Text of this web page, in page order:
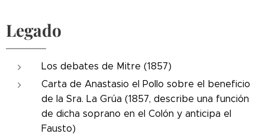
Legado
Los debates de Mitre (1857)
Carta de Anastasio el Pollo sobre el beneficio
de la Sra. La Grúa (1857, describe una función
de dicha soprano en el Colón y anticipa el
Fausto)